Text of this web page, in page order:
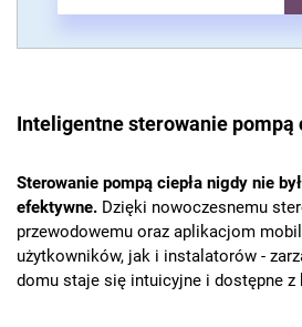
Inteligentne sterowanie pompą
Sterowanie pompą ciepła nigdy nie
efektywne. Dzięki nowoczesnemu
przewodowemu oraz aplikacjom
użytkowników, jak i instalatorów -
domu staje się intuicyjne i dostępne z